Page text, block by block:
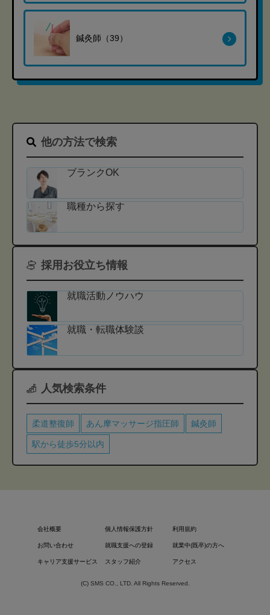
鍼灸師（39）
他の方法で検索
ブランクOK
職種から探す
採用お役立ち情報
就職活動ノウハウ
就職・転職体験談
人気検索条件
柔道整復師 あん摩マッサージ指圧師 鍼灸師
駅から徒歩5分以内
会社概要 個人情報保護方針 利用規約
お問い合わせ 就職支援への登録 就業中(既卒)の方へ
キャリア支援サービス スタッフ紹介 アクセス
(C) SMS CO., LTD. All Rights Reserved.